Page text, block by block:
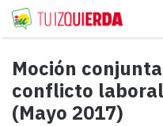
Moción
conflicto
(Mayo 2017)